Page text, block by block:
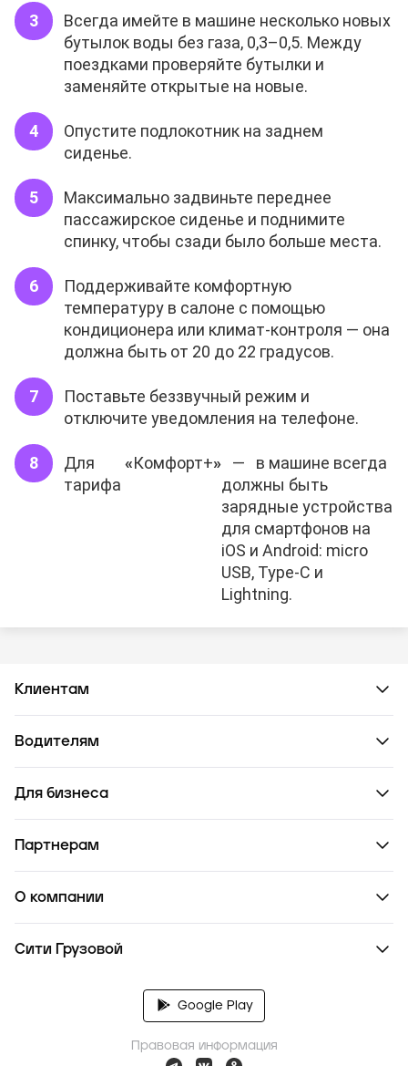
Всегда имейте в машине несколько новых
бутылок воды без газа, 0,3–0,5. Между
поездками проверяйте бутылки и
заменяйте открытые на новые.
Опустите подлокотник на заднем
сиденье.
Максимально задвиньте переднее
пассажирское сиденье и поднимите
спинку, чтобы сзади было больше места.
Поддерживайте комфортную
температуру в салоне с помощью
кондиционера или климат-контроля — она
должна быть от 20 до 22 градусов.
Поставьте беззвучный режим и
отключите уведомления на телефоне.
Для
тарифа
«Комфорт+» — в машине всегда
должны быть
зарядные устройства
для смартфонов на
iOS и Android: micro
USB, Type-C и
Lightning.
Клиентам
Водителям
Для бизнеса
Партнерам
О компании
Сити Грузовой
Google Play
Правовая информация